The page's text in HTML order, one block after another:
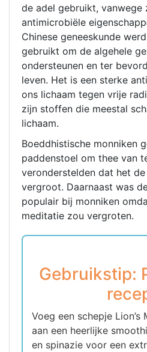
de adel gebruikt, vanwege
antimicrobiële
Chinese geneeskunde
gebruikt om de algehele
ondersteunen en ter
leven. Het is een sterke
ons lichaam tegen vrije
zijn stoffen die meestal
lichaam.
Boeddhistische monniken
paddenstoel om thee van
veronderstelden dat het
vergroot. Daarnaast was
populair bij monniken
meditatie zou vergroten.
Gebruikstip:
Voeg een schepje
aan een heerlijke
en spinazie voor een